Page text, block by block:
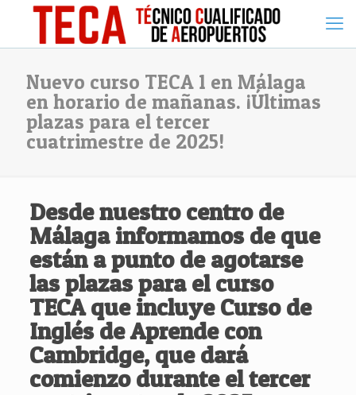
Nuevo curso TECA 1 en Málaga
en horario de mañanas. ¡Últimas
plazas para el tercer
cuatrimestre de 2025!
Desde nuestro centro de
Málaga informamos de que
están a punto de agotarse
las plazas para elcurso
TECAque incluyeCurso de
Inglés de Aprende con
Cambridge, que dará
comienzo durante el tercer